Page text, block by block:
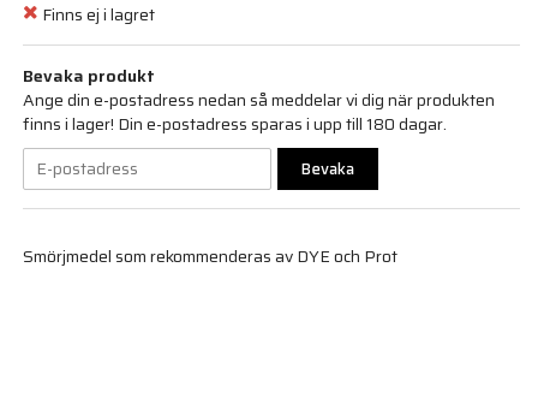
Finns ej i lagret
Bevaka produkt
Ange din e-postadress nedan så meddelar vi dig när produkten
finns i lager! Din e-postadress sparas i upp till 180 dagar.
Bevaka
Smörjmedel som rekommenderas av DYE och Prot